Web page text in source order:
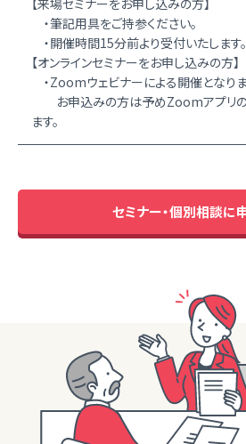
【来場セミナーをお申し込みの方】
・筆記用具をご持参ください。
・開催時間15分前より受付いたします。
【オンラインセミナーをお申し込みの方】
・Zoomウェビナーによる開催となりま
お申込みの方は予めZoomアプリの
ます。
セミナー・個別相談に